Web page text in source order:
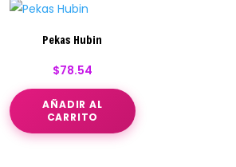
Pekas Hubin
$78.54
AÑADIR AL
CARRITO